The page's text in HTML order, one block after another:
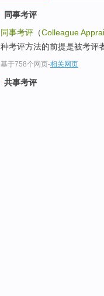
同事考评
同事考评 （Colleague
种考评方法的前提是被考评
基于758个网页-相关网页
共事考评